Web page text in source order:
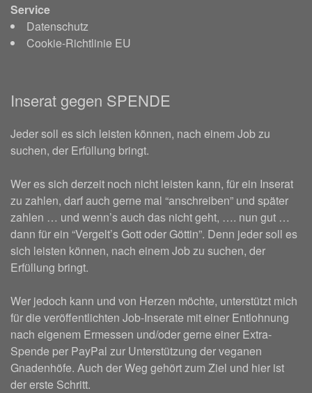
Service
Datenschutz
Cookie-Richtlinie EU
Inserat gegen SPENDE
Jeder soll es sich leisten können, nach einem Job zu
suchen, der Erfüllung bringt.
Wer es sich derzeit noch nicht leisten kann, für ein Inserat
zu zahlen, darf auch gerne mal “anschreiben” und später
zahlen … und wenn’s auch das nicht geht, …. nun gut …
dann für ein “Vergelt’s Gott oder Göttin”. Denn jeder soll es
sich leisten können, nach einem Job zu suchen, der
Erfüllung bringt.
Wer jedoch kann und von Herzen möchte, unterstützt mich
für die veröffentlichten Job-Inserate mit einer Entlohnung
nach eigenem Ermessen und/oder gerne einer Extra-
Spende per PayPal zur Unterstützung der veganen
Gnadenhöfe. Auch der Weg gehört zum Ziel und hier ist
der erste Schritt.